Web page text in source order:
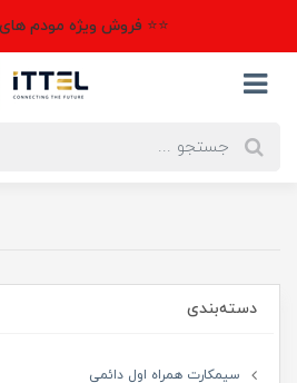
⭐⭐ فروش ویژه مودم
دسته‌بندی
سیمکارت همراه اول دائمی